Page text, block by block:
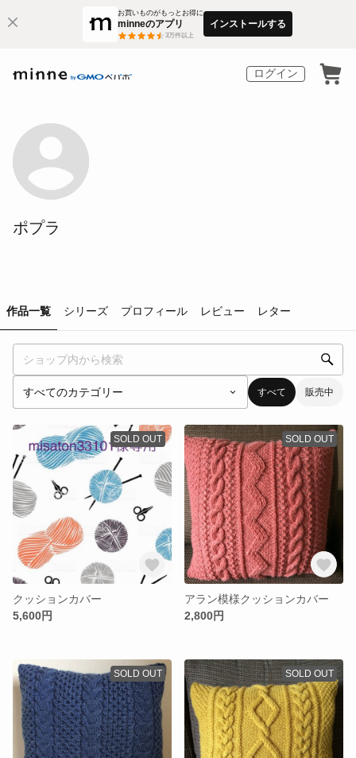
お買いものがもっとお得に
minneのアプリ
3万件以上
インストールする
ログイン
ポプラ
作品一覧 シリーズ プロフィール レビュー レター
すべて 販売中
SOLD OUT
クッションカバー
5,600円
SOLD OUT
アラン模様クッションカバー
2,800円
SOLD OUT SOLD OUT